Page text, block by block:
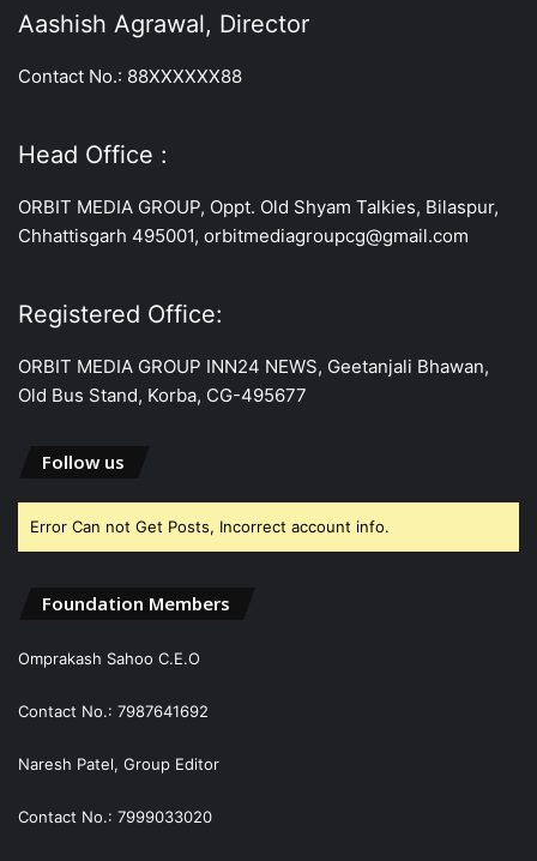
Aashish Agrawal, Director
Contact No.: 88XXXXXX88
Head Office :
ORBIT MEDIA GROUP, Oppt. Old Shyam Talkies, Bilaspur,
Chhattisgarh 495001, orbitmediagroupcg@gmail.com
Registered Office:
ORBIT MEDIA GROUP INN24 NEWS, Geetanjali Bhawan,
Old Bus Stand, Korba, CG-495677
Follow us
Error Can not Get Posts, Incorrect account info.
Foundation Members
Omprakash Sahoo C.E.O
Contact No.: 7987641692
Naresh Patel, Group Editor
Contact No.: 7999033020